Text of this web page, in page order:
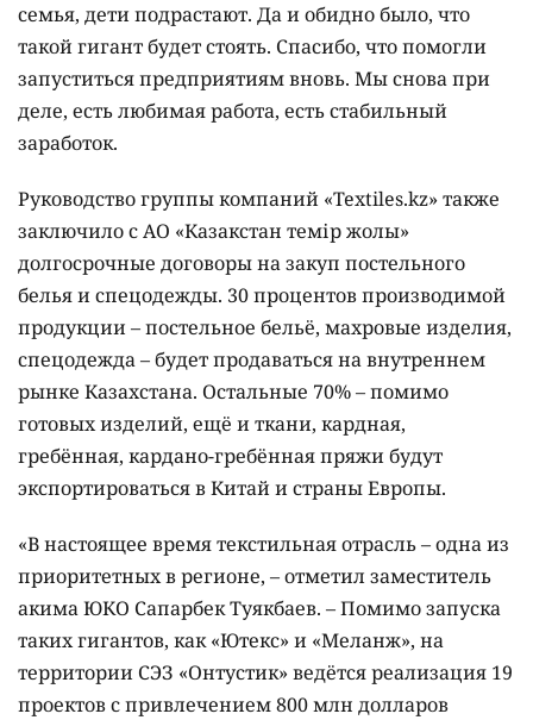
семья, дети подрастают. Да и обидно было, что
такой гигант будет стоять. Спасибо, что помогли
запуститься предприятиям вновь. Мы снова при
деле, есть любимая работа, есть стабильный
заработок.
Руководство группы компаний «Textiles.kz» также
заключило с АО «Казакстан темір жолы»
долгосрочные договоры на закуп постельного
белья и спецодежды. 30 процентов производимой
продукции – постельное бельё, махровые изделия,
спецодежда – будет продаваться на внутреннем
рынке Казахстана. Остальные 70% – помимо
готовых изделий, ещё и ткани, кардная,
гребённая, кардано-гребённая пряжи будут
экспортироваться в Китай и страны Европы.
«В настоящее время текстильная отрасль – одна из
приоритетных в регионе, – отметил заместитель
акима ЮКО Сапарбек Туякбаев. – Помимо запуска
таких гигантов, как «Ютекс» и «Меланж», на
территории СЭЗ «Онтустик» ведётся реализация 19
проектов с привлечением 800 млн долларов